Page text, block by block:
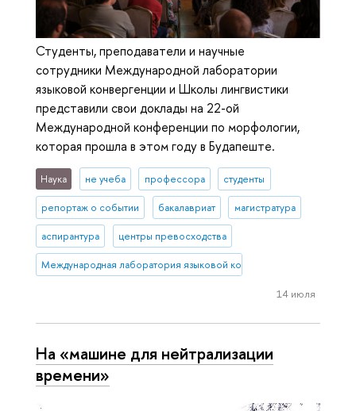
Студенты, преподаватели и научные
сотрудники Международной лаборатории
языковой конвергенции и Школы лингвистики
представили свои доклады на 22-ой
Международной конференции по морфологии,
которая прошла в этом году в Будапеште.
Наука не учеба профессора студенты
репортаж о событии бакалавриат магистратура
аспирантура центры превосходства
Международная лаборатория языковой конвергенции
14 июля
На «машине для нейтрализации
времени»